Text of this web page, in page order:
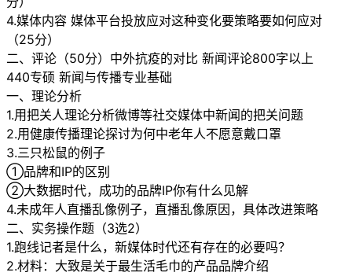
4.媒体内容 媒体平台投放应对这种变化要策略要如何应对
（25分）
二、评论（50分）中外抗疫的对比 新闻评论800字以上
440专硕 新闻与传播专业基础
一、理论分析
1.用把关人理论分析微博等社交媒体中新闻的把关问题
2.用健康传播理论探讨为何中老年人不愿意戴口罩
3.三只松鼠的例子
①品牌和IP的区别
②大数据时代，成功的品牌IP你有什么见解
4.未成年人直播乱像例子，直播乱像原因，具体改进策略
二、实务操作题（3选2）
1.跑线记者是什么，新媒体时代还有存在的必要吗？
2.材料：大致是关于最生活毛巾的产品品牌介绍